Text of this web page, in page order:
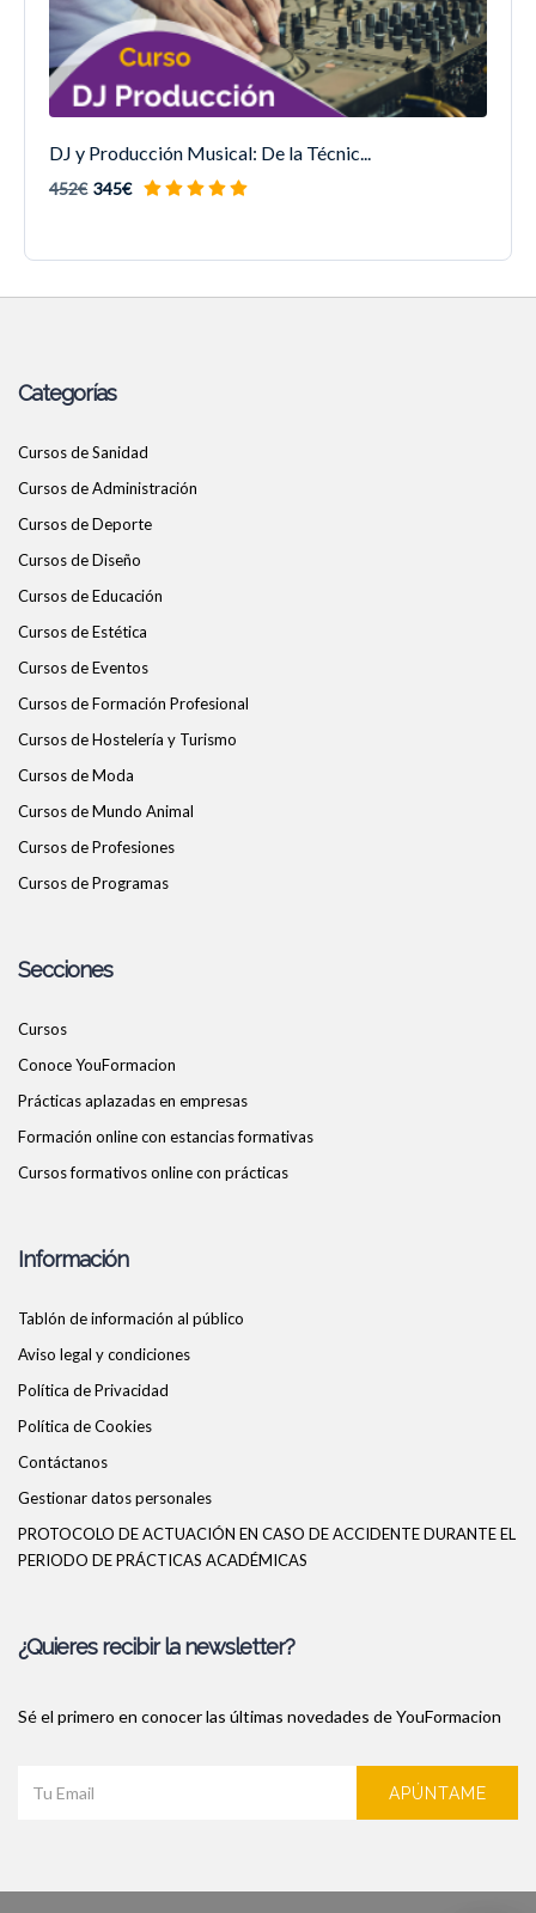
DJ y Producción Musical: De la Técnic...
452€ 345€
Categorías
Cursos de Sanidad
Cursos de Administración
Cursos de Deporte
Cursos de Diseño
Cursos de Educación
Cursos de Estética
Cursos de Eventos
Cursos de Formación Profesional
Cursos de Hostelería y Turismo
Cursos de Moda
Cursos de Mundo Animal
Cursos de Profesiones
Cursos de Programas
Secciones
Cursos
Conoce YouFormacion
Prácticas aplazadas en empresas
Formación online con estancias formativas
Cursos formativos online con prácticas
Información
Tablón de información al público
Aviso legal y condiciones
Política de Privacidad
Política de Cookies
Contáctanos
Gestionar datos personales
PROTOCOLO DE ACTUACIÓN EN CASO DE ACCIDENTE DURANTE EL
PERIODO DE PRÁCTICAS ACADÉMICAS
¿Quieres recibir la newsletter?
Sé el primero en conocer las últimas novedades de YouFormacion
APÚNTAME